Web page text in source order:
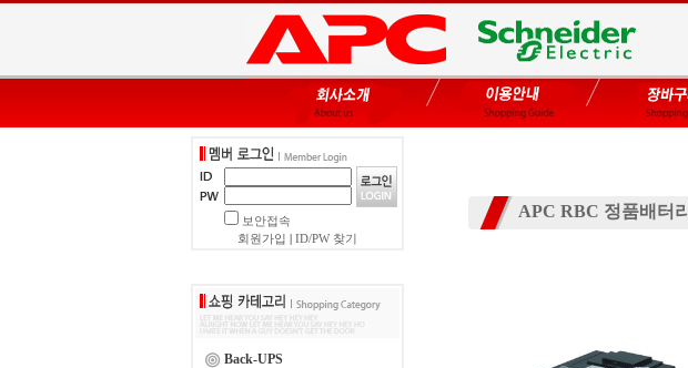
보안접속
회원가입
ID/PW 찾기
Back-UPS
APC RBC 정품배터리